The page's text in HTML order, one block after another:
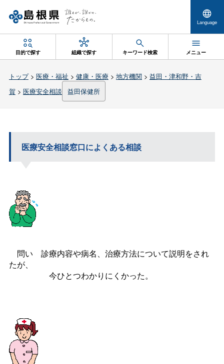
Language
目的で探す 組織で探す キーワード検索 メニュー
トップ> 医療・福祉 > 健康・医療 > 地方機関> 益田・津和野・吉
賀 > 医療安全相談 益田保健所
医療安全相談窓口によくある相談
問い 診療内容や病名、治療方法について説明をされ
たが、
今ひとつわかりにくかった。